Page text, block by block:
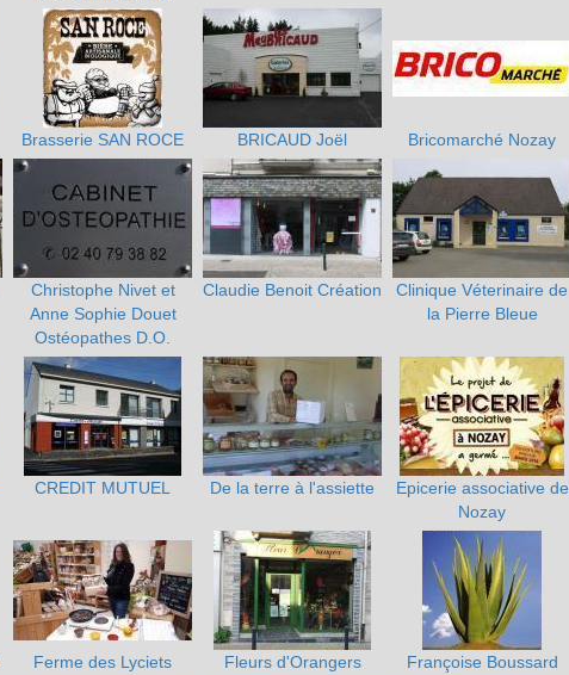
Brasserie SAN ROCE BRICAUD Joël Bricomarché Nozay
Christophe Nivet et
Anne Sophie Douet
Ostéopathes D.O.
Claudie Benoit Création
Clinique Véterinaire de
la Pierre Bleue
CREDIT MUTUEL De la terre à l'assiette
Epicerie associative de
Nozay
Ferme des Lyciets Fleurs d'Orangers Françoise Boussard